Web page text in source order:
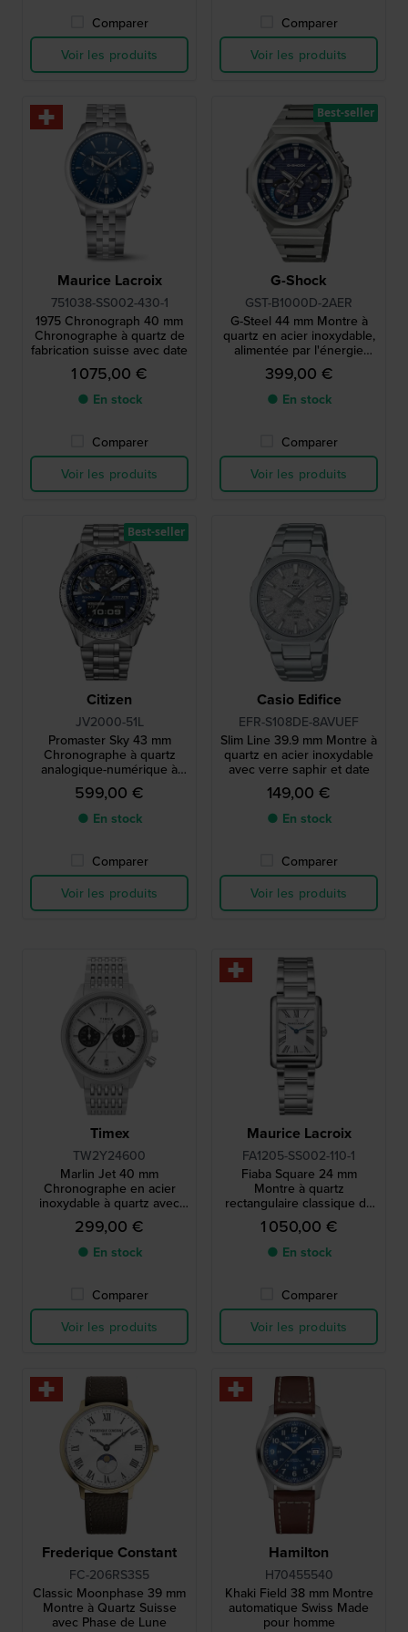
Comparer
Voir les produits
Comparer
Voir les produits
Maurice Lacroix
751038-SS002-430-1
1975 Chronograph 40 mm
Chronographe à quartz de
fabrication suisse avec date
1 075,00 €
● En stock
Comparer
Voir les produits
G-Shock
GST-B1000D-2AER
G-Steel 44 mm Montre à
quartz en acier inoxydable,
alimentée par l'énergie
solaire et connectée par
Bluetooth
399,00 €
● En stock
Comparer
Voir les produits
Best-seller
Citizen
JV2000-51L
Promaster Sky 43 mm
Chronographe à quartz
analogique-numérique à
énergie solaire
599,00 €
● En stock
Comparer
Voir les produits
Best-seller
Casio Edifice
EFR-S108DE-8AVUEF
Slim Line 39.9 mm Montre à
quartz en acier inoxydable
avec verre saphir et date
149,00 €
● En stock
Comparer
Voir les produits
Timex
TW2Y24600
Marlin Jet 40 mm
Chronographe en acier
inoxydable à quartz avec
date.
299,00 €
● En stock
Comparer
Voir les produits
Maurice Lacroix
FA1205-SS002-110-1
Fiaba Square 24 mm
Montre à quartz
rectangulaire classique de
fabrication suisse avec
index romains
1 050,00 €
● En stock
Comparer
Voir les produits
Frederique Constant
FC-206RS3S5
Classic Moonphase 39 mm
Montre à Quartz Suisse
avec Phase de Lune
Hamilton
H70455540
Khaki Field 38 mm Montre
automatique Swiss Made
pour homme